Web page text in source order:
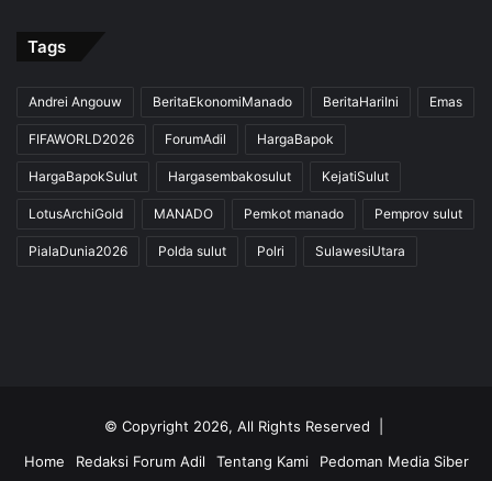
Tags
Andrei Angouw BeritaEkonomiManado BeritaHariIni Emas
FIFAWORLD2026 ForumAdil HargaBapok
HargaBapokSulut Hargasembakosulut KejatiSulut
LotusArchiGold MANADO Pemkot manado Pemprov sulut
PialaDunia2026 Polda sulut Polri SulawesiUtara
© Copyright 2026, All Rights Reserved |
Home
Redaksi Forum Adil Tentang Kami Pedoman Media Siber